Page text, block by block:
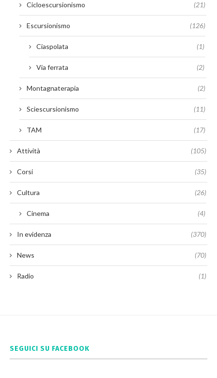
Cicloescursionismo (21)
Escursionismo (126)
Ciaspolata (1)
Via ferrata (2)
Montagnaterapia (2)
Sciescursionismo (11)
TAM (17)
Attività (105)
Corsi (35)
Cultura (26)
Cinema (4)
In evidenza (370)
News (70)
Radio (1)
SEGUICI SU FACEBOOK